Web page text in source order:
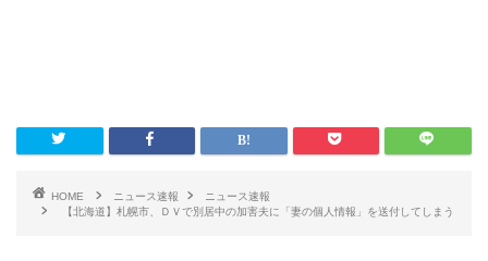
HOME ニュース速報
ニュース速報
【北海道】札幌市、ＤＶで別居中の加害夫に「妻の個人情報」を送付してしまう